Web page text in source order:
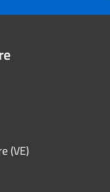
(VE)